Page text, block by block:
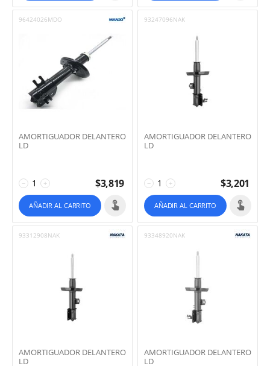
96424026MDO
AMORTIGUADOR DELANTERO
LD
+
− $3,819
AÑADIR AL CARRITO
93247096NAK
AMORTIGUADOR DELANTERO
LD
+
− $3,201
AÑADIR AL CARRITO
93312908NAK
AMORTIGUADOR DELANTERO
LD
93348920NAK
AMORTIGUADOR DELANTERO
LD